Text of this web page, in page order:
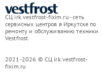
СЦ irk.vestfrost-fixim.ru - сеть
сервисных центров в Иркутске по
ремонту и обслуживанию техники
Vestfrost
2021-2026 © СЦ irk.vestfrost-
fixim.ru